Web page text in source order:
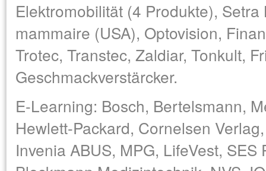
Elektromobilität (4 Produkte),
mammaire (USA), Optovision,
Trotec, Transtec, Zaldiar, Tonkult,
Geschmackverstärcker.
E-Learning: Bosch, Bertelsmann,
Hewlett-Packard, Cornelsen
Invenia ABUS, MPG, LifeVest,